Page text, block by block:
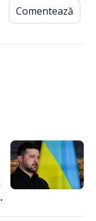
Comentează